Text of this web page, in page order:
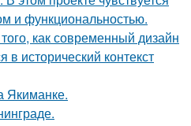
и функциональностью.
как современный дизайн
в исторический контекст
Якиманке.